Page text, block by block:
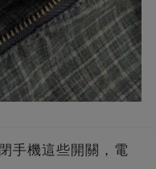
手機這些開關，電